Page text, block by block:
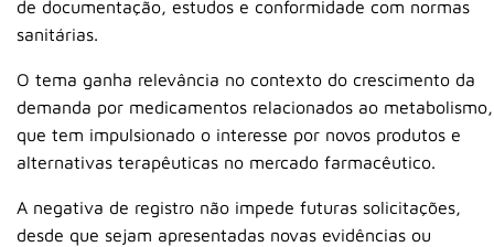
de documentação, estudos e conformidade com normas
sanitárias.
O tema ganha relevância no contexto do crescimento da
demanda por medicamentos relacionados ao
que tem impulsionado o interesse por novos produtos e
alternativas terapêuticas no mercado farmacêutico.
A negativa de registro não impede futuras solicitações,
desde que sejam apresentadas novas evidências ou